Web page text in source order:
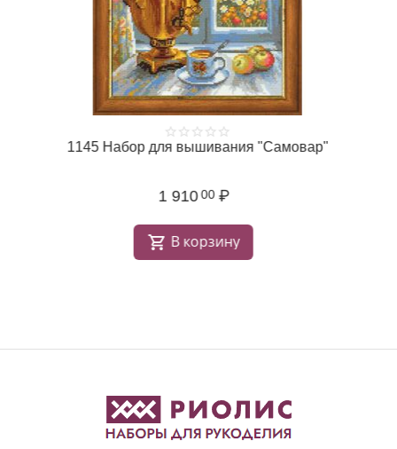
1145 Набор для вышивания "Самовар"
1 910 00 ₽
В корзину